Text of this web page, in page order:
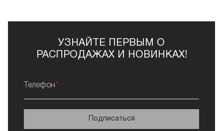
УЗНАЙТЕ ПЕРВЫМ О
РАСПРОДАЖАХ И НОВИНКАХ!
Телефон
Подписаться